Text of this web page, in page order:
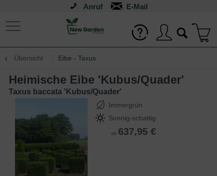
Anruf
Übersicht Eibe - Taxus
Heimische Eibe 'Kubus/Quader'
Taxus baccata 'Kubus/Quader'
Immergrün
Sonnig-schattig
ab 637,95 €